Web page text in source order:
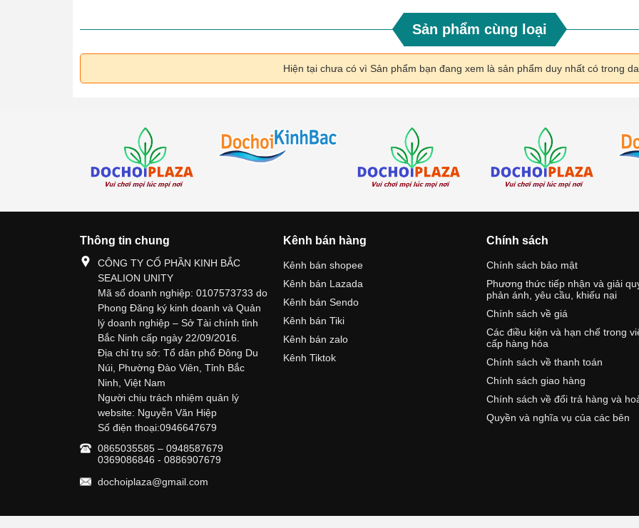
Sản phẩm cùng loại
Hiện tại chưa có vì Sản phẩm bạn đang xem là sản phẩm duy nhất có trong
Thông tin chung
CÔNG TY CỔ PHẦN KINH BẮC
SEALION UNITY
Mã số doanh nghiệp: 0107573733 do
Phong Đăng ký kinh doanh và Quản
lý doanh nghiệp – Sở Tài chính tỉnh
Bắc Ninh cấp ngày 22/09/2016.
Địa chỉ trụ sở: Tổ dân phố Đông Du
Núi, Phường Đào Viên, Tỉnh Bắc
Ninh, Việt Nam
Người chịu trách nhiệm quản lý
website: Nguyễn Văn Hiệp
Số điện thoại:0946647679
0865035585 – 0948587679
0369086846 - 0886907679
dochoiplaza@gmail.com
Kênh bán hàng
Kênh bán shopee
Kênh bán Lazada
Kênh bán Sendo
Kênh bán Tiki
Kênh bán zalo
Kênh Tiktok
Chính sách
Chính sách bảo mật
Phương thức tiếp nhận và giải
phản ánh, yêu cầu, khiếu nại
Chính sách về giá
Các điều kiện và hạn chế trong
cấp hàng hóa
Chính sách về thanh toán
Chính sách giao hàng
Chính sách về đổi trả hàng và
Quyền và nghĩa vụ của các bên